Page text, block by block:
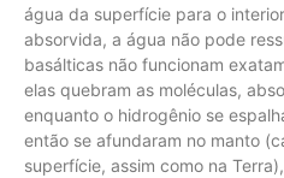
água da superfície para o
absorvida, a água não pode
basálticas não funcionam
elas quebram as moléculas,
enquanto o hidrogênio se
então se afundaram no manto
superfície, assim como na